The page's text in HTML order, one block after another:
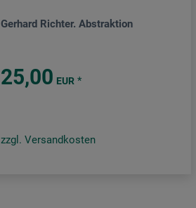
Gerhard Richter. Abstraktion
25,00 EUR *
zzgl. Versandkosten